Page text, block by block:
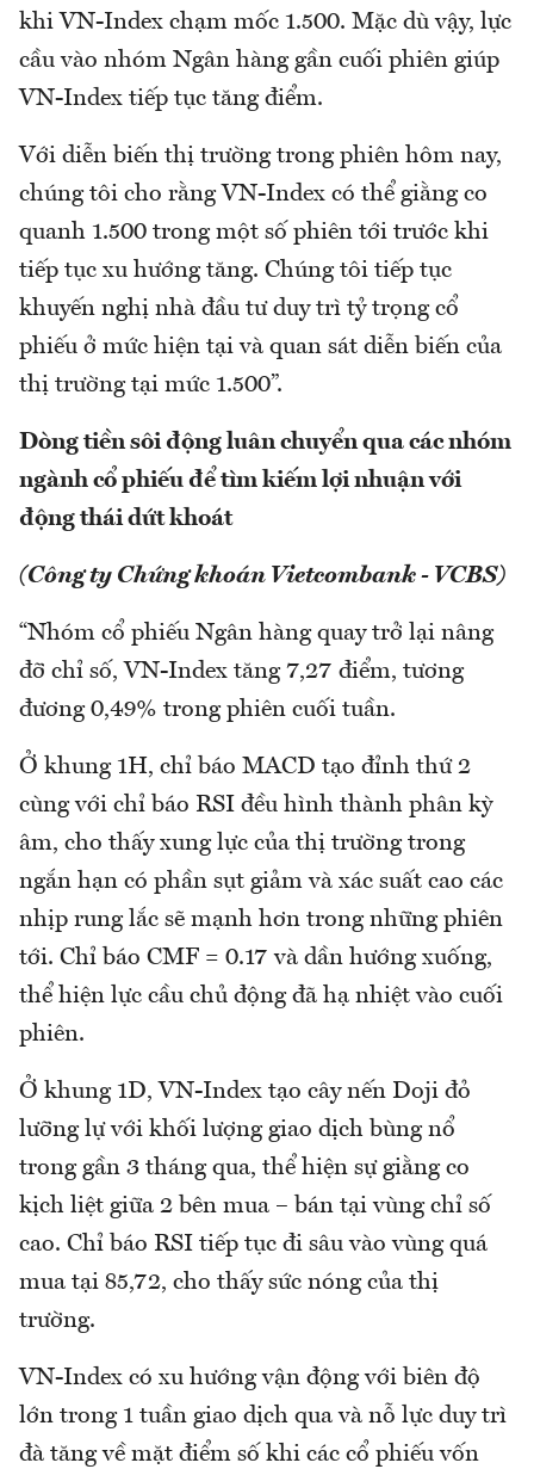
khi VN-Index chạm mốc 1.500. Mặc dù vậy, lực
cầu vào nhóm Ngân hàng gần cuối phiên giúp
VN-Index tiếp tục tăng điểm.
Với diễn biến thị trường trong phiên hôm nay,
chúng tôi cho rằng VN-Index có thể giằng co
quanh 1.500 trong một số phiên tới trước khi
tiếp tục xu hướng tăng. Chúng tôi tiếp tục
khuyến nghị nhà đầu tư duy trì tỷ trọng cổ
phiếu ở mức hiện tại và quan sát diễn biến của
thị trường tại mức 1.500”.
Dòng tiền sôi động luân chuyển qua các nhóm
ngành cổ phiếu để tìm kiếm lợi nhuận với
động thái dứt khoát
(Công ty Chứng khoán Vietcombank - VCBS)
“Nhóm cổ phiếu Ngân hàng quay trở lại nâng
đỡ chỉ số, VN-Index tăng 7,27 điểm, tương
đương 0,49% trong phiên cuối tuần.
Ở khung 1H, chỉ báo MACD tạo đỉnh thứ 2
cùng với chỉ báo RSI đều hình thành phân kỳ
âm, cho thấy xung lực của thị trường trong
ngắn hạn có phần sụt giảm và xác suất cao các
nhịp rung lắc sẽ mạnh hơn trong những phiên
tới. Chỉ báo CMF = 0.17 và dần hướng xuống,
thể hiện lực cầu chủ động đã hạ nhiệt vào cuối
phiên.
Ở khung 1D, VN-Index tạo cây nến Doji đỏ
lưỡng lự với khối lượng giao dịch bùng nổ
trong gần 3 tháng qua, thể hiện sự giằng co
kịch liệt giữa 2 bên mua – bán tại vùng chỉ số
cao. Chỉ báo RSI tiếp tục đi sâu vào vùng quá
mua tại 85,72, cho thấy sức nóng của thị
trường.
VN-Index có xu hướng vận động với biên độ
lớn trong 1 tuần giao dịch qua và nỗ lực duy trì
đà tăng về mặt điểm số khi các cổ phiếu vốn